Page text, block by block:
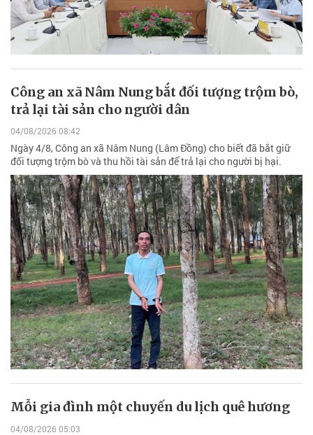
Công an xã Nâm Nung bắt đối tượng trộm bò,
trả lại tài sản cho người dân
04/08/2026 08:42
Ngày 4/8, Công an xã Nâm Nung (Lâm Đồng) cho biết đã bắt giữ
đối tượng trộm bò và thu hồi tài sản để trả lại cho người bị hại.
Mỗi gia đình một chuyến du lịch quê hương
04/08/2026 05:03